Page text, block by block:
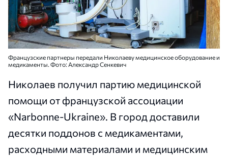
Французские партнеры передали Николаеву медицинское оборудование и
медикаменты. Фото: Александр Сенкевич
Николаев получил партию медицинской
помощи от французской ассоциации
«Narbonne-Ukraine». В город доставили
десятки поддонов с медикаментами,
расходными материалами и медицинским